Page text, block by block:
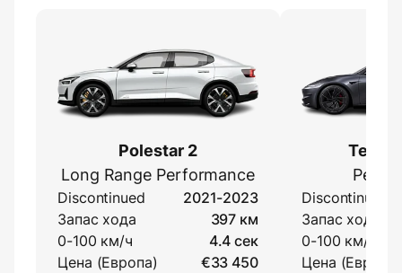
Polestar 2
Long Range Performance
Discontinued
2021-2023
Запас хода
397 км
0-100 км/ч
4.4 сек
Цена (Европа)
€33 450
Tesla
Discontinued
Запас хода
0-100 км/ч
Цена (Европа)